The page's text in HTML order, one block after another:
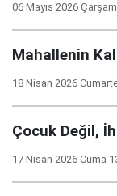
06 Mayıs 2026
Mahallenin
18 Nisan 2026
Çocuk Değil,
17 Nisan 2026 Cuma